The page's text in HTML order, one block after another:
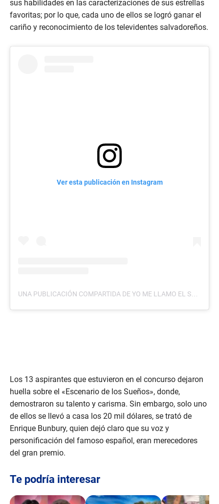
sus habilidades en las caracterizaciones de sus estrellas
favoritas; por lo que, cada uno de ellos se logró ganar el
cariño y reconocimiento de los televidentes salvadoreños.
Ver esta publicación en Instagram
UNA PUBLICACIÓN COMPARTIDA DE YO ME LLAMO EL SALVADOR (@YOMELLAMOELSALVADOR)
Los 13 aspirantes que estuvieron en el concurso dejaron
huella sobre el «Escenario de los Sueños», donde,
demostraron su talento y carisma. Sin embargo, solo uno
de ellos se llevó a casa los 20 mil dólares, se trató de
Enrique Bunbury, quien dejó claro que su voz y
personificación del famoso español, eran merecedores
del gran premio.
Te podría interesar